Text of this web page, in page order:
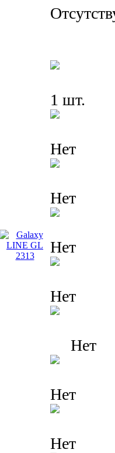
1 шт.
Нет
Нет
Нет
Нет
Нет
Нет
Нет